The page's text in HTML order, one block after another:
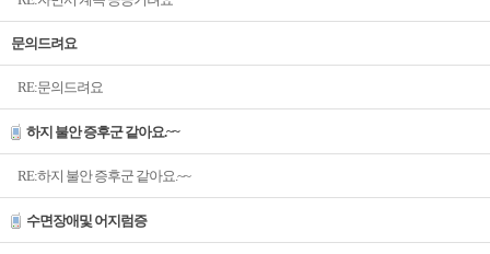
문의드려요
RE:문의드려요
하지 불안 증후군 같아요.~~
RE:하지 불안 증후군 같아요.~~
수면장애및 어지럼증